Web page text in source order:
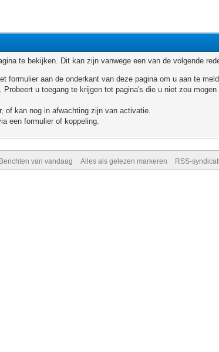
te bekijken. Dit kan zijn vanwege een van de volgende
formulier aan de onderkant van deze pagina om u aan te
u toegang te krijgen tot pagina's die u niet zou
of kan nog in afwachting zijn van activatie.
een formulier of koppeling.
Berichten van vandaag Alles als gelezen markeren RSS-